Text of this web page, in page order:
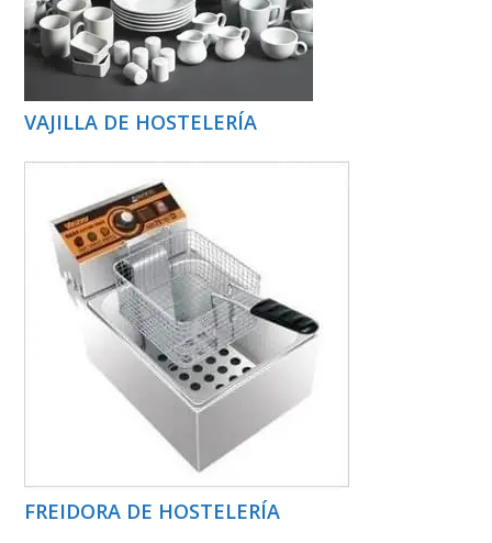
VAJILLA DE HOSTELERÍA
FREIDORA DE HOSTELERÍA